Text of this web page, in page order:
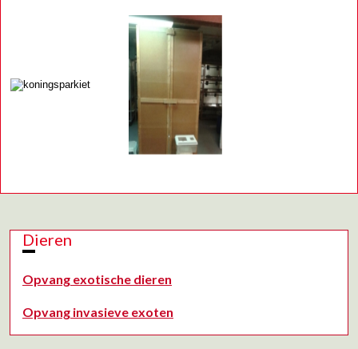
Dieren
Opvang exotische dieren
Opvang invasieve exoten